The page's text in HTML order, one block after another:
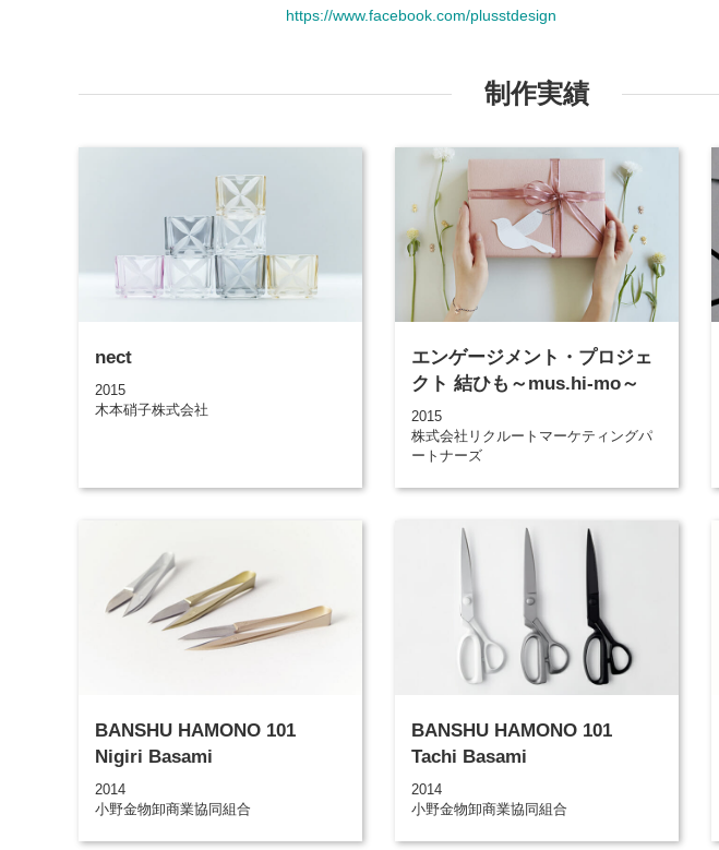
https://www.facebook.com/plusstdesign
制作実績
nect
2015
木本硝子株式会社
エンゲージメント・プロジェ
クト 結ひも～mus.hi-mo～
2015
株式会社リクルートマーケティングパ
ートナーズ
BANSHU HAMONO 101
Nigiri Basami
2014
小野金物卸商業協同組合
BANSHU HAMONO 101
Tachi Basami
2014
小野金物卸商業協同組合